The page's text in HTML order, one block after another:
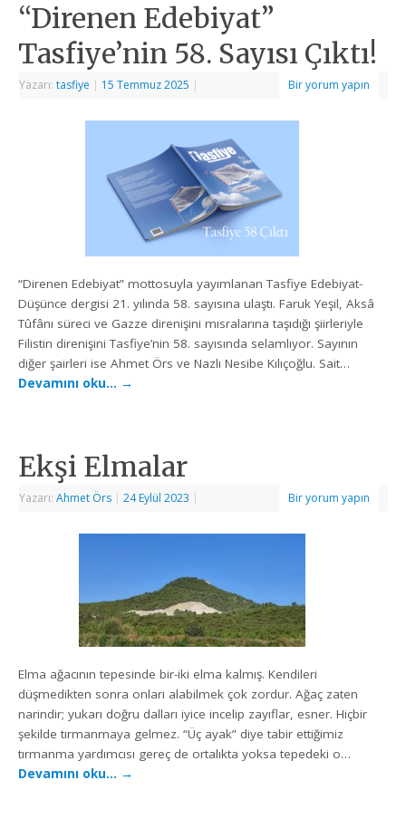
“Direnen Edebiyat”
Tasfiye’nin 58. Sayısı Çıktı!
Yazarı:tasfiye | 15 Temmuz 2025 | Bir yorum yapın
“Direnen Edebiyat” mottosuyla yayımlanan Tasfiye Edebiyat-
Düşünce dergisi 21. yılında 58. sayısına ulaştı. Faruk Yeşil, Aksâ
Tûfânı süreci ve Gazze direnişini mısralarına taşıdığı şiirleriyle
Filistin direnişini Tasfiye’nin 58. sayısında selamlıyor. Sayının
diğer şairleri ise Ahmet Örs ve Nazlı Nesibe Kılıçoğlu. Sait…
Devamını oku… →
Ekşi Elmalar
Yazarı:Ahmet Örs | 24 Eylül 2023 | Bir yorum yapın
Elma ağacının tepesinde bir-iki elma kalmış. Kendileri
düşmedikten sonra onları alabilmek çok zordur. Ağaç zaten
narindir; yukarı doğru dalları iyice incelip zayıflar, esner. Hiçbir
şekilde tırmanmaya gelmez. “Üç ayak” diye tabir ettiğimiz
tırmanma yardımcısı gereç de ortalıkta yoksa tepedeki o…
Devamını oku… →